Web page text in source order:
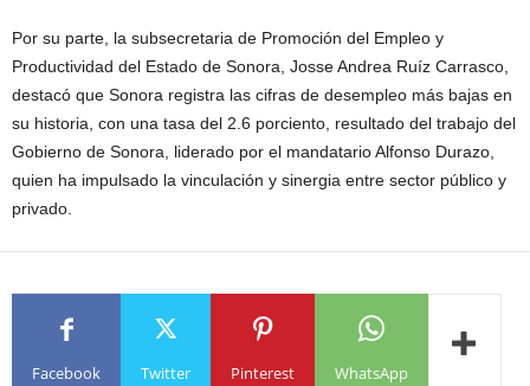
Por su parte, la subsecretaria de Promoción del Empleo y
Productividad del Estado de Sonora, Josse Andrea Ruíz Carrasco,
destacó que Sonora registra las cifras de desempleo más bajas en
su historia, con una tasa del 2.6 porciento, resultado del trabajo del
Gobierno de Sonora, liderado por el mandatario Alfonso Durazo,
quien ha impulsado la vinculación y sinergia entre sector público y
privado.
Facebook Twitter Pinterest WhatsApp